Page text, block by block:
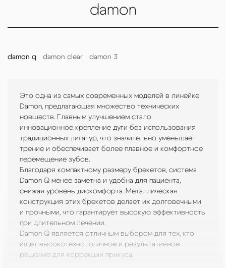
damon
damon q damon clear damon 3
Это одна из самых современных моделей в линейке
Damon, предлагающая множество технических
новшеств. Главным улучшением стало
инновационное крепление дуги без использования
традиционных лигатур, что значительно уменьшает
трение и обеспечивает более плавное и комфортное
перемещение зубов.
Благодаря компактному размеру брекетов, система
Damon Q менее заметна и удобна для пациента,
снижая уровень дискомфорта. Металлическая
конструкция этих брекетов делает их долговечными
и прочными, что гарантирует высокую эффективность
при длительном лечении.
Damon Q является отличным выбором для тех, кто
ищет высокотехнологичное и результативное
решение для коррекции прикуса.
Модель Damon Clear ориентирована на
тех пациентов, которые хотят добиться
отличного эстетического эффекта во
время ортодонтического лечения.
Брекеты изготовлены из прозрачного
поликристаллического оксида алюминия,
что делает их практически незаметными
на зубах. Это особенно актуально для
взрослых пациентов или тех, кто
заботится о своем внешнем виде во
время лечения.
Damon Clear не только выглядит
эстетично, но и обеспечивает низкий
уровень трения, что способствует более
быстрому и комфортному перемещению
зубов. Благодаря усовершенствованной
Damon 3 — это модель, сочетающая в
себе керамические и металлические
элементы, что делает ее уникальной
среди других систем Damon. Брекеты
обладают сглаженными контурами, что
снижает риск травмирования слизистой
оболочки губ и языка, повышая комфорт
пациента.
Основная часть конструкции выполнена
из усиленного керамикой пластика, что
придает брекетам эстетичный вид, а
механизм открытия и закрытия дуги
изготовлен из медицинской стали,
обеспечивающей надежность и точность
во время коррекции прикуса.
Система Damon 3 также предлагает